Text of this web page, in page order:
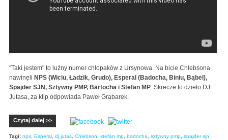
"Taki jestem" to luźny numer chłopaków z Ursynowa. Na bicie Chlebsona
nawinęli NPS (Wiciu, Ładzik, Grudo), Esperal (Badocha, Biniu, Bąbel),
Spajder SJN, Sztywny PMP, Bartocha i Stefan MP. Skrecze to dzieło DJ
Jutasa, za klip odpowiada Paweł Grabarek.
Czytaj dalej >>
Tagi: nps, Esperal, dj jutas, Chlebson, stefan mp, bartocha, sztywny pmp, spajder sjn